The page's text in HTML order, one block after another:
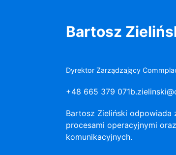
Bartosz
Dyrektor Zarządzający
+48 665 379 071
Bartosz Zieliński odpowiada
procesami operacyjnymi
komunikacyjnych.